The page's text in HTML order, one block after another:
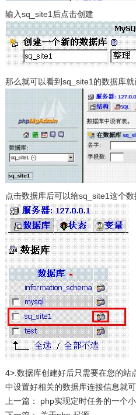
输入sq_site1后点击创建
那么就可以看到sq_site1的数据库
点击数据库后可以给sq_site1这个
4>.数据库创建好后只需要在您的站
中设置好相关的数据库连接信息就
上一篇：
php实现定时任务的一个